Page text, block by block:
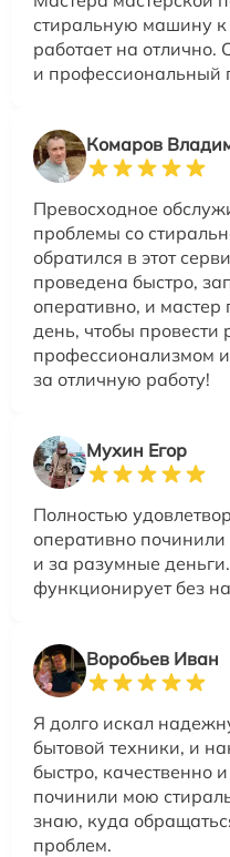
стиральную машину
работает на отлично.
и профессиональный
Комаров
Превосходное
проблемы со
обратился в этот
проведена быстро,
оперативно, и
день, чтобы провести
профессионализмом
за отличную работу!
Мухин Егор
Полностью
оперативно
и за разумные
функционирует без
Воробьев Иван
Я долго искал
бытовой техники, и
быстро, качественно
починили мою
знаю, куда
проблем.